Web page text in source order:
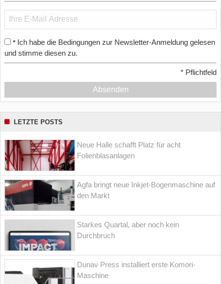
* Ich habe die Bedingungen zur Newsletter-Anmeldung gelesen
und stimme diesen zu.
* Pflichtfeld
Absenden
LETZTE POSTS
Neue Halle schafft Platz für acht
Folienblasanlagen
Agfa bringt neue Inkjet-Bogenmaschine auf
den Markt
Starkes Quartal, aber noch kein
Durchbruch
Dunav Press installiert erste Komori-
Maschine